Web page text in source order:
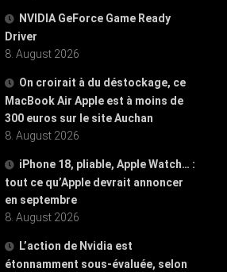
NVIDIA GeForce Game Ready
Driver
8. August 2026
On croirait à du déstockage, ce
MacBook Air Apple est à moins de
300 euros sur le site Auchan
8. August 2026
iPhone 18, pliable, Apple Watch… :
tout ce qu’Apple devrait annoncer
en septembre
8. August 2026
L’action de Nvidia est
étonnamment sous-évaluée, selon